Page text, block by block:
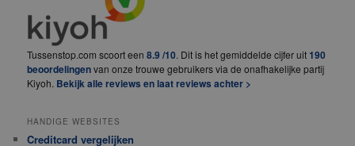
Tussenstop.com scoort een8.9 /10. Dit is het gemiddelde cijfer uit 190
beoordelingenvan onze trouwe gebruikers via de onafhakelijke partij
Kiyoh. Bekijk alle reviews en laat reviews achter >
HANDIGE WEBSITES
Creditcard vergelijken